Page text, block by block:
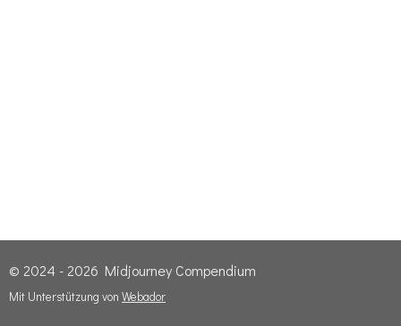
© 2024 - 2026 Midjourney Compendium
Mit Unterstützung von Webador